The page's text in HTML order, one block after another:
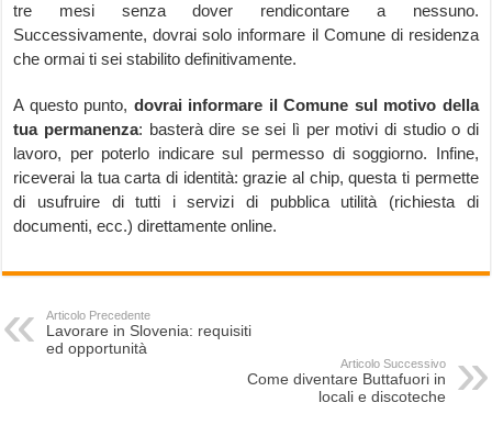
tre mesi senza dover rendicontare a nessuno.
Successivamente, dovrai solo informare il Comune di residenza
che ormai ti sei stabilito definitivamente.
A questo punto, dovrai informare il Comune sul motivo della
tua permanenza: basterà dire se sei lì per motivi di studio o di
lavoro, per poterlo indicare sul permesso di soggiorno. Infine,
riceverai la tua carta di identità: grazie al chip, questa ti permette
di usufruire di tutti i servizi di pubblica utilità (richiesta di
documenti, ecc.) direttamente online.
Articolo Precedente
Lavorare in Slovenia: requisiti
ed opportunità
Articolo Successivo
Come diventare Buttafuori in
locali e discoteche